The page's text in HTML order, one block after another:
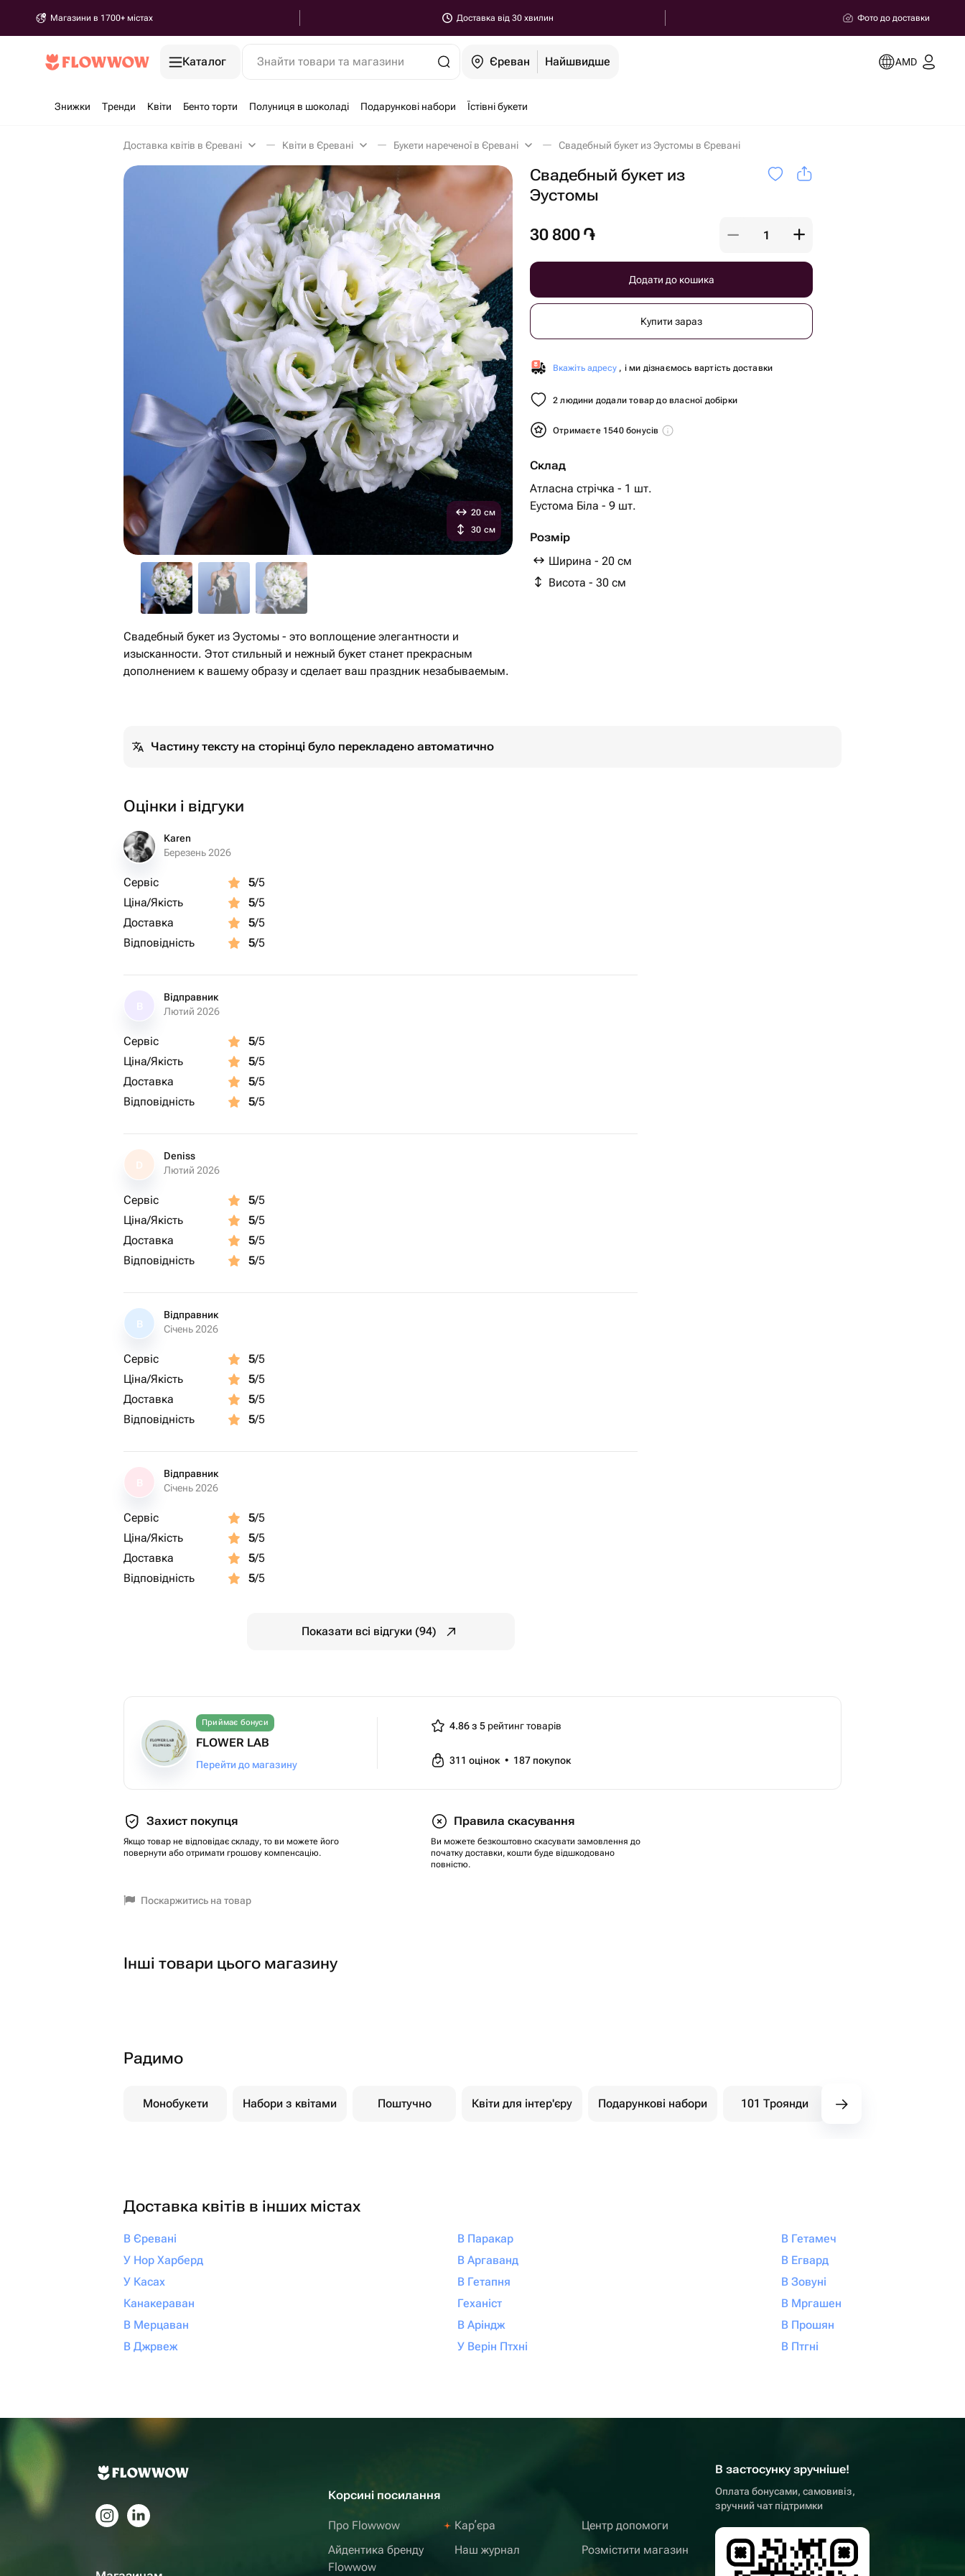
Магазини в 1700+ містах Доставка від 30 хвилин Фото до доставки
Каталог Знайти товари та магазини Єреван Найшвидше AMD
Знижки Тренди Квіти Бенто торти Полуниця в шоколаді Подарункові набори Їстівні букети
Доставка квітів в Єревані Квіти в Єревані Букети нареченої в Єревані Свадебный букет из Эустомы в Єревані
Свадебный букет из
Эустомы
30 800 ֏
Додати до кошика
Купити зараз
Вкажіть адресу , і ми дізнаємось вартість доставки
2 людини додали товар до власної добірки
Отримаєте 1540 бонусів
Склад
Атласна стрічка - 1 шт.
Еустома Біла - 9 шт.
Розмір
Ширина - 20 см
Висота - 30 см
20 см
30 см
Свадебный букет из Эустомы - это воплощение элегантности и
изысканности. Этот стильный и нежный букет станет прекрасным
дополнением к вашему образу и сделает ваш праздник незабываемым.
Частину тексту на сторінці було перекладено автоматично
Оцінки і відгуки
Karen
Березень 2026
Сервіс 5/5
Ціна/Якість
5/5
Доставка
5/5
Відповідність
5/5
Відправник
Лютий 2026
Сервіс 5/5
Ціна/Якість
5/5
Доставка
5/5
Відповідність
5/5
D
Deniss
Лютий 2026
Сервіс 5/5
Ціна/Якість
5/5
Доставка
5/5
Відповідність
5/5
В
Відправник
Січень 2026
Сервіс 5/5
Ціна/Якість
5/5
Доставка
5/5
Відповідність
5/5
Відправник
Січень 2026
Сервіс 5/5
Ціна/Якість
5/5
Доставка
5/5
Відповідність
5/5
Показати всі відгуки (94)
Приймає бонуси
FLOWER LAB
Перейти до магазину
4.86 з 5 рейтинг товарів
311 оцінок • 187 покупок
Захист покупця
Якщо товар не відповідає складу, то ви можете його
повернути або отримати грошову компенсацію.
Правила скасування
Ви можете безкоштовно скасувати замовлення до
початку доставки, кошти буде відшкодовано
повністю.
Поскаржитись на товар
Інші товари цього магазину
Радимо
Монобукети Набори з квітами Поштучно Квіти для інтер'єру Подарункові набори 101 Троянди
Доставка квітів в інших містах
В Єревані
У Нор Харберд
У Касах
Канакераван
В Мерцаван
В Джрвеж
В Паракар
В Аргаванд
В Гетапня
Геханіст
В Аріндж
У Верін Птхні
В Гетамеч
В Егвард
В Зовуні
В Мргашен
В Прошян
В Птгні
Корсині посилання
Про Flowwow
Айдентика бренду
Flowwow
Карʼєра
Наш журнал
Центр допомоги
Розмістити магазин
В застосунку зручніше!
Оплата бонусами, самовивіз,
зручний чат підтримки